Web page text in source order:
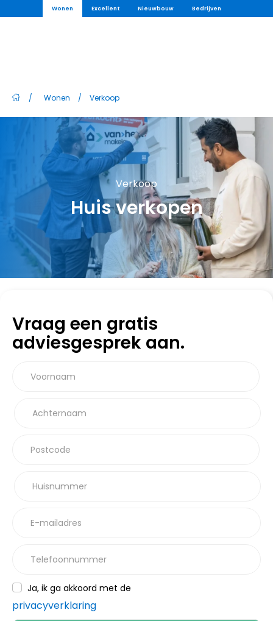
Wonen Excellent Nieuwbouw Bedrijven
/ Wonen / Verkoop
Verkoop
Huis verkopen
Vraag een gratis
adviesgesprek aan.
Voornaam
Achternaam
Postcode
Huisnummer
E-mailadres
Telefoonnummer
Ja, ik ga akkoord met de
privacyverklaring